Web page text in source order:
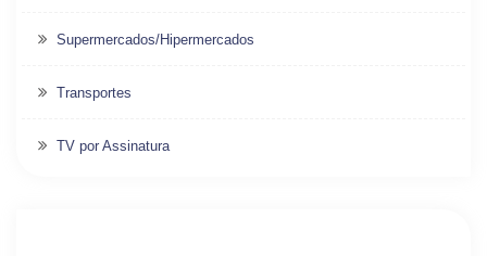
Supermercados/Hipermercados
Transportes
TV por Assinatura